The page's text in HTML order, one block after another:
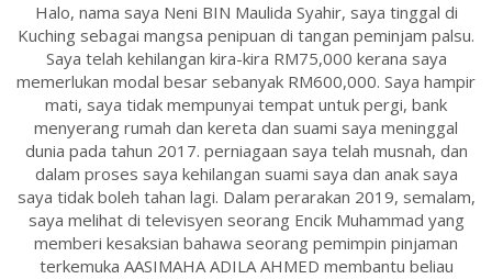
Halo, nama saya Neni BIN Maulida Syahir, saya tinggal di
Kuching sebagai mangsa penipuan di tangan peminjam palsu.
Saya telah kehilangan kira-kira RM75,000 kerana saya
memerlukan modal besar sebanyak RM600,000. Saya hampir
mati, saya tidak mempunyai tempat untuk pergi, bank
menyerang rumah dan kereta dan suami saya meninggal
dunia pada tahun 2017. perniagaan saya telah musnah, dan
dalam proses saya kehilangan suami saya dan anak saya
saya tidak boleh tahan lagi. Dalam perarakan 2019, semalam,
saya melihat di televisyen seorang Encik Muhammad yang
memberi kesaksian bahawa seorang pemimpin pinjaman
terkemuka AASIMAHA ADILA AHMED membantu beliau